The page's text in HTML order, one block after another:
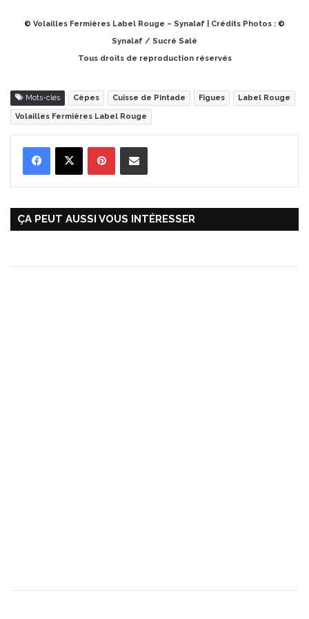
© Volailles Fermières Label Rouge – Synalaf | Crédits Photos : ©
Synalaf / Sucré Salé
Tous droits de reproduction réservés
Mots-clés Cèpes Cuisse de Pintade Figues Label Rouge
Volailles Fermières Label Rouge
ÇA PEUT AUSSI VOUS INTÉRESSER